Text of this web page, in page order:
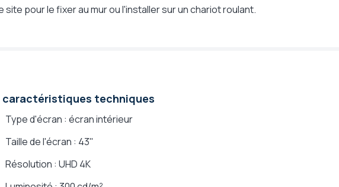
pour le fixer au mur ou l'installer sur un chariot roulant.
caractéristiques techniques
Type d'écran : écran intérieur
Taille de l'écran : 43''
Résolution : UHD 4K